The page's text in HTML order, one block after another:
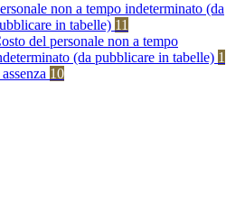
non a tempo indeterminato (da
in tabelle) 11
del personale non a tempo
(da pubblicare in tabelle) 1
10